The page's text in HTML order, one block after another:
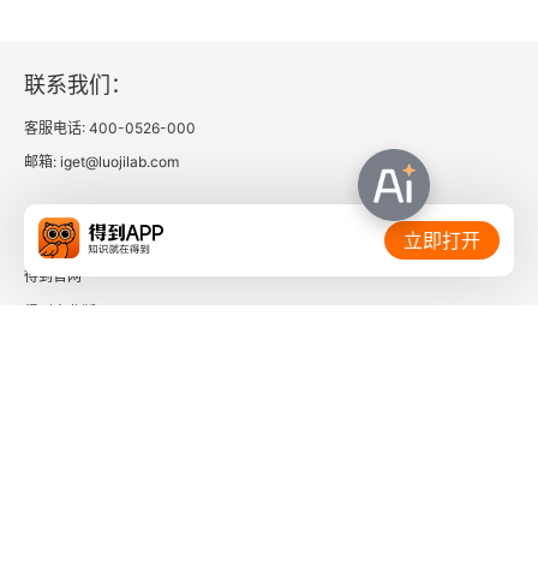
联系我们：
客服电话: 400-0526-000
邮箱: iget@luojilab.com
相关链接：
得到官网
立即打开